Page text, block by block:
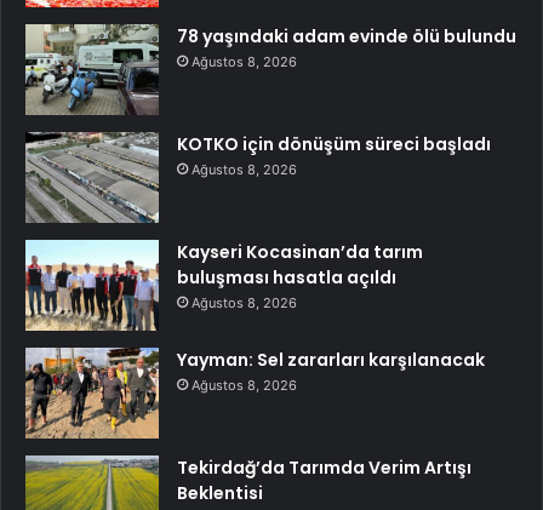
78 yaşındaki adam evinde ölü bulundu
Ağustos 8, 2026
KOTKO için dönüşüm süreci başladı
Ağustos 8, 2026
Kayseri Kocasinan’da tarım
buluşması hasatla açıldı
Ağustos 8, 2026
Yayman: Sel zararları karşılanacak
Ağustos 8, 2026
Tekirdağ’da Tarımda Verim Artışı
Beklentisi